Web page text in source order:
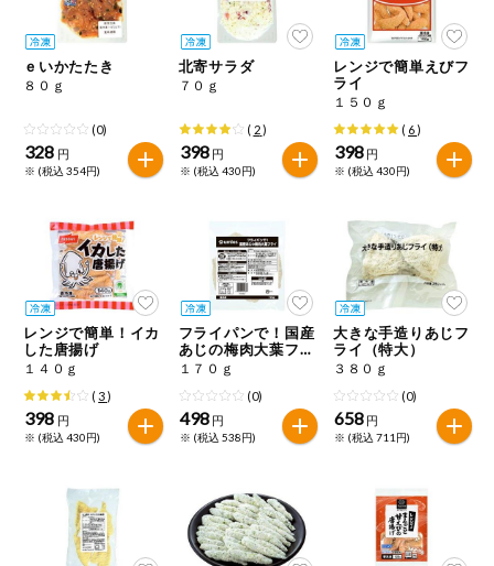
今週のお買い
得
コープ商品
今週の新登場
トク
複数注文でお
トク
ポイントがも
らえる！
お弁当用商品
ミールキット
ｅいかたたき
８０ｇ
(0)
328 円
※ (税込 354円)
北寄サラダ
７０ｇ
( 2)
398 円
※ (税込 430円)
レンジで簡単えびフ
ライ
１５０ｇ
( 6)
398 円
※ (税込 430円)
レンジで簡単！イカ
した唐揚げ
１４０ｇ
(3)
398 円
※ (税込 430円)
フライパンで！国産
あじの梅肉大葉フラ
イ１７０ｇ
(0)
498 円
※ (税込 538円)
大きな手造りあじフ
ライ（特大）
３８０ｇ
(0)
658 円
※ (税込 711円)